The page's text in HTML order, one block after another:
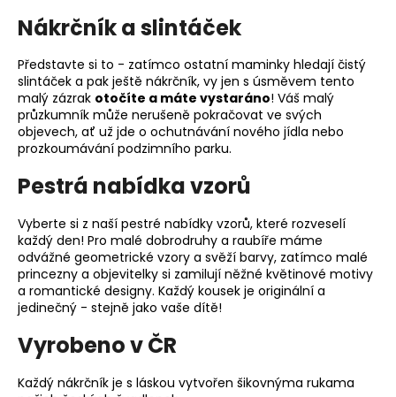
Nákrčník a slintáček
Představte si to - zatímco ostatní maminky hledají čistý
slintáček a pak ještě nákrčník, vy jen s úsměvem tento
malý zázrak otočíte a máte vystaráno! Váš malý
průzkumník může nerušeně pokračovat ve svých
objevech, ať už jde o ochutnávání nového jídla nebo
prozkoumávání podzimního parku.
Pestrá nabídka vzorů
Vyberte si z naší pestré nabídky vzorů, které rozveselí
každý den! Pro malé dobrodruhy a raubíře máme
odvážné geometrické vzory a svěží barvy, zatímco malé
princezny a objevitelky si zamilují něžné květinové motivy
a romantické designy. Každý kousek je originální a
jedinečný - stejně jako vaše dítě!
Vyrobeno v ČR
Každý nákrčník je s láskou vytvořen šikovnýma rukama